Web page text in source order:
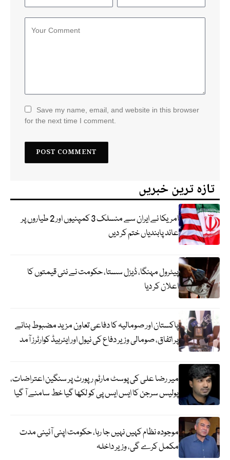
Save my name, email, and website in this browser
for the next time I comment.
تازہ ترین خبریں
امریکا نے ایران سے منسلک 3 کمپنیوں اور 2 طیاروں پر
عائد پابندیاں ختم کر دیں
پیٹرول مہنگا، ڈیزل سستا، حکومت نے نئی قیمتوں کا
اعلان کر دیا
پاکستان اور صومالیہ کا دفاعی تعاون مزید مضبوط بنانے
پر اتفاق، صومالی وزیر دفاع کی نیول اور ایئرہیڈ کوارٹرز آمد
میر رضا علی کی پوسٹ مارٹم رپورٹ پر سنگین اعتراضات،
پولیس سرجن کا ایس ایس پی کو لکھا گیا خط سامنے آ گیا
موجودہ نظام کہیں نہیں جا رہا، حکومت اپنی آئینی مدت
مکمل کرے گی، وزیر داخلہ